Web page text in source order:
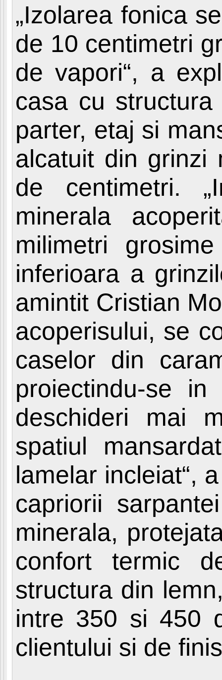
„Izolarea fonica
de 10 centimetri
de vapori“, a
casa cu
parter, etaj si
alcatuit din grinzi
de centimetri.
minerala
milimetri
inferioara a
amintit Cristian
acoperisului, se
caselor din
proiectindu-se
deschideri mai
spatiul
lamelar incleiat“,
capriorii
minerala,
confort termic
structura din
intre 350 si 450
clientului si de